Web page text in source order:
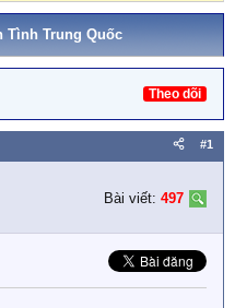
Tình Trung Quốc
Theo dõi
#1
Bài viết: 497